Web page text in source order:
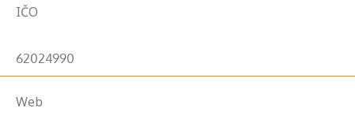
IČO
62024990
Web